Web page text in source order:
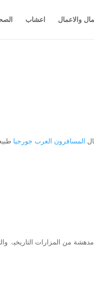
والاعمال اعشاب
المسافرون العرب جورجيا
من المزارات التاریخیۃ